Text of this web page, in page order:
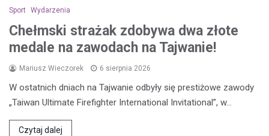
Sport Wydarzenia
Chełmski strażak zdobywa dwa złote
medale na zawodach na Tajwanie!
Mariusz Wieczorek 6 sierpnia 2026
W ostatnich dniach na Tajwanie odbyły się prestiżowe zawody
„Taiwan Ultimate Firefighter International Invitational”, w…
Czytaj dalej